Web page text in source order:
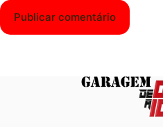
Publicar comentário